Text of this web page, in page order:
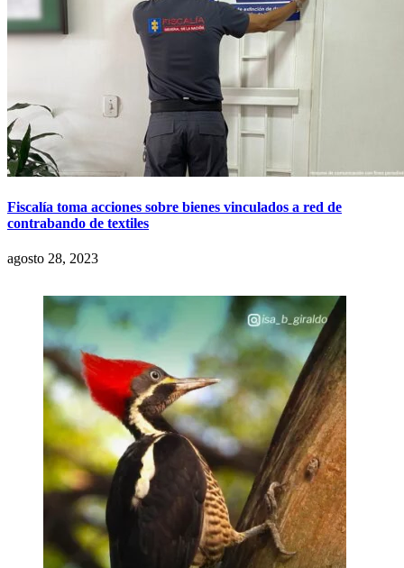
Fiscalía toma acciones sobre bienes vinculados a red de
contrabando de textiles
agosto 28, 2023